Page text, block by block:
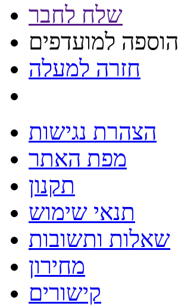
שלח לחבר
הוספה למועדפים
חזרה למעלה
הצהרת נגישות
מפת האתר
תקנון
תנאי שימוש
שאלות ותשובות
מחירון
קישורים